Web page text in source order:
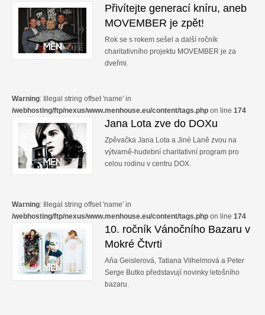
Přivítejte generací kníru, aneb
MOVEMBER je zpět!
Rok se s rokem sešel a další ročník
charitativního projektu MOVEMBER je za
dveřmi.
Warning: Illegal string offset 'name' in
/webhosting/ftp/nexus/www.menhouse.eu/content/tags.php on line 174
Jana Lota zve do DOXu
Zpěvačka Jana Lota a Jiné Laně zvou na
výtvarně-hudební charitativní program pro
celou rodinu v centru DOX.
Warning: Illegal string offset 'name' in
/webhosting/ftp/nexus/www.menhouse.eu/content/tags.php on line 174
10. ročník Vánočního Bazaru v
Mokré Čtvrti
Aňa Geislerová, Tatiana Vilhelmová a Peter
Serge Butko představují novinky letošního
bazaru.